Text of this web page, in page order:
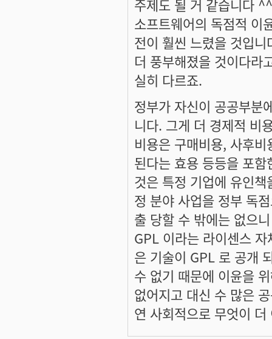
주제도 될 거 같습니다
소프트웨어의 독점적 이
전이 훨씬 느렸을 것입
더 풍부해졌을 것이다라
실히 다르죠.
정부가 자신이 공공부분
니다. 그게 더 경제적 비
비용은 구매비용, 사후
된다는 효용 등등을 포
것은 특정 기업에 유인
정 분야 사업을 정부 독
출 당할 수 밖에는 없으
GPL 이라는 라이센스
은 기술이 GPL 로 공개
수 없기 때문에 이윤을
없어지고 대신 수 많은
연 사회적으로 무엇이